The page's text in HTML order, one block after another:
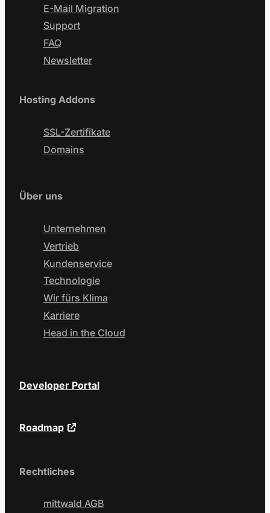
E-Mail Migration
Support
FAQ
Newsletter
Hosting Addons
SSL-Zertifikate
Domains
Über uns
Unternehmen
Vertrieb
Kundenservice
Technologie
Wir fürs Klima
Karriere
Head in the Cloud
Developer Portal
Roadmap
Rechtliches
mittwald AGB